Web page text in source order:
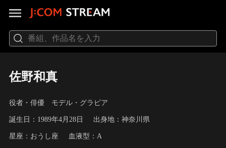
佐野和真
役者・俳優 モデル・グラビア
誕生日：1989年4月28日 出身地：神奈川県
星座：おうし座 血液型：A